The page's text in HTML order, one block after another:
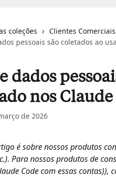
coleções Clientes Comerciais
pessoais são coletados ao
dados
nos
de 2026
é sobre nossos produtos
Para nossos produtos de
Code com essas contas)),